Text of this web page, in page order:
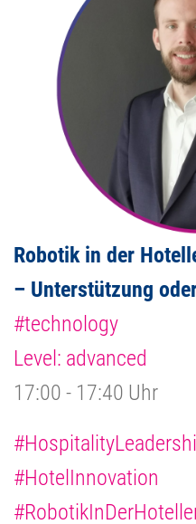
Robotik in der
– Unterstützung
#technology
Level: advanced
17:00 - 17:40 Uhr
#HotelInnovation